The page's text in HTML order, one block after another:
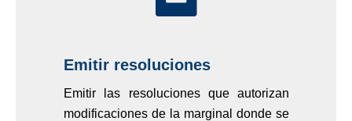
Emitir resoluciones
Emitir las resoluciones que autorizan
modificaciones de la marginal donde se